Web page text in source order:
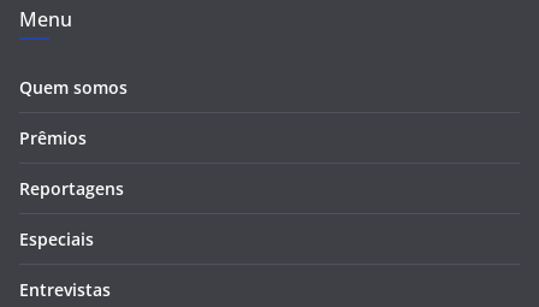
Menu
Quem somos
Prêmios
Reportagens
Especiais
Entrevistas